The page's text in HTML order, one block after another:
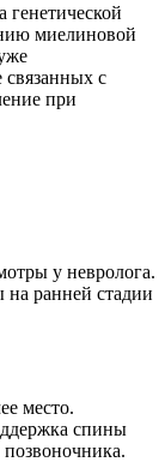
миелиновой
с
при
у невролога.
ранней стадии
место.
спины
позвоночника.